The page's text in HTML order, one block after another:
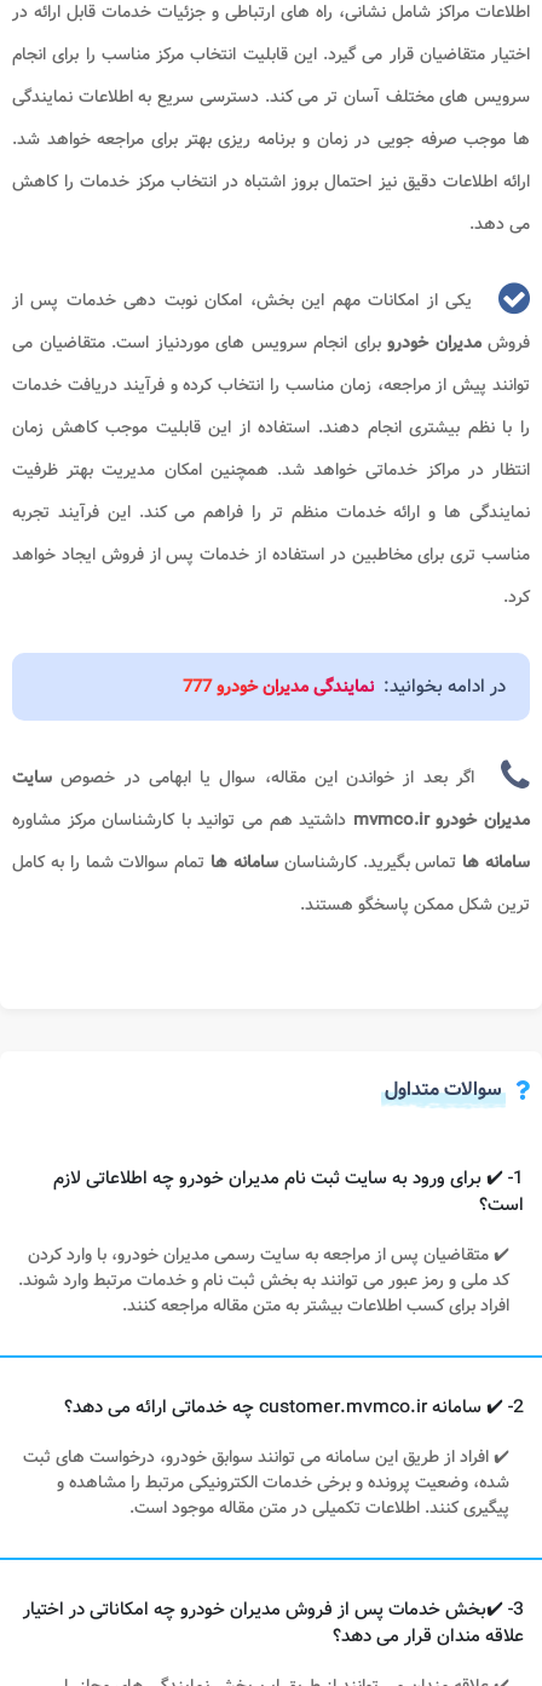
اطلاعات مراکز شامل نشانی، راه های ارتباطی و جزئیات خدمات قابل ارائه در
اختیار متقاضیان قرار می گیرد. این قابلیت انتخاب مرکز مناسب را برای انجام
سرویس های مختلف آسان تر می کند. دسترسی سریع به اطلاعات نمایندگی
ها موجب صرفه جویی در زمان و برنامه ریزی بهتر برای مراجعه خواهد شد.
ارائه اطلاعات دقیق نیز احتمال بروز اشتباه در انتخاب مرکز خدمات را کاهش
می دهد.
یکی از امکانات مهم این بخش، امکان نوبت دهی خدمات پس از
فروشمدیران خودروبرای انجام سرویس های موردنیاز است. متقاضیان می
توانند پیش از مراجعه، زمان مناسب را انتخاب کرده و فرآیند دریافت خدمات
را با نظم بیشتری انجام دهند. استفاده از این قابلیت موجب کاهش زمان
انتظار در مراکز خدماتی خواهد شد. همچنین امکان مدیریت بهتر ظرفیت
نمایندگی ها و ارائه خدمات منظم تر را فراهم می کند. این فرآیند تجربه
مناسب تری برای مخاطبین در استفاده از خدمات پس از فروش ایجاد خواهد
کرد.
در ادامه بخوانید: نمایندگی مدیران خودرو 777
اگر بعد از خواندن این مقاله، سوال یا ابهامی در خصوص سایت
مدیران خودرو mvmco.ir
داشتید هم می توانید با کارشناسان مرکز مشاوره
سامانه ها تماس بگیرید. کارشناسانسامانه ها تمام سوالات شما را به کامل
ترین شکل ممکن پاسخگو هستند.
سوالات متداول
1- ✔️ برای ورود به سایت ثبت نام مدیران خودرو چه اطلاعاتی لازم
است؟
✔️ متقاضیان پس از مراجعه به سایت رسمی مدیران خودرو، با وارد کردن
کد ملی و رمز عبور می توانند به بخش ثبت نام و خدمات مرتبط وارد شوند.
افراد برای کسب اطلاعات بیشتر به متن مقاله مراجعه کنند.
2- ✔️ سامانه customer.mvmco.ir چه خدماتی ارائه می دهد؟
✔️ افراد از طریق این سامانه می توانند سوابق خودرو، درخواست های ثبت
شده، وضعیت پرونده و برخی خدمات الکترونیکی مرتبط را مشاهده و
پیگیری کنند. اطلاعات تکمیلی در متن مقاله موجود است.
3- ✔️بخش خدمات پس از فروش مدیران خودرو چه امکاناتی در اختیار
علاقه مندان قرار می دهد؟